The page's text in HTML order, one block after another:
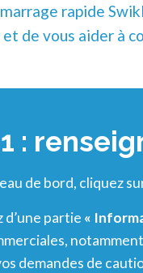
rapide
et de vous aider à
:
de bord, cliquez
d’une partie «
demandes de